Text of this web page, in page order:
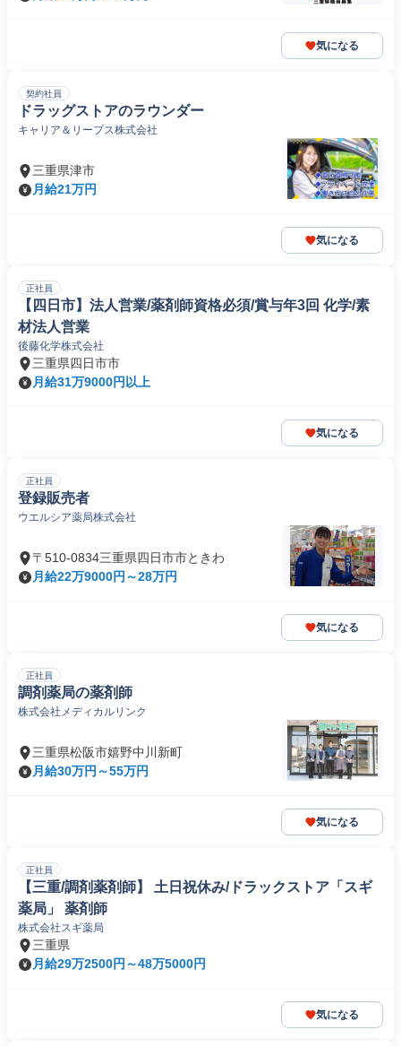
気になる
契約社員
ドラッグストアのラウンダー
キャリア＆リープス株式会社
三重県津市
月給21万円
気になる
正社員
【四日市】法人営業/薬剤師資格必須/賞与年3回 化学/素
材法人営業
後藤化学株式会社
三重県四日市市
月給31万9000円以上
気になる
正社員
登録販売者
ウエルシア薬局株式会社
〒510-0834三重県四日市市ときわ
月給22万9000円～28万円
気になる
正社員
調剤薬局の薬剤師
株式会社メディカルリンク
三重県松阪市嬉野中川新町
月給30万円～55万円
気になる
正社員
【三重/調剤薬剤師】 土日祝休み/ドラックストア「スギ
薬局」 薬剤師
株式会社スギ薬局
三重県
月給29万2500円～48万5000円
気になる